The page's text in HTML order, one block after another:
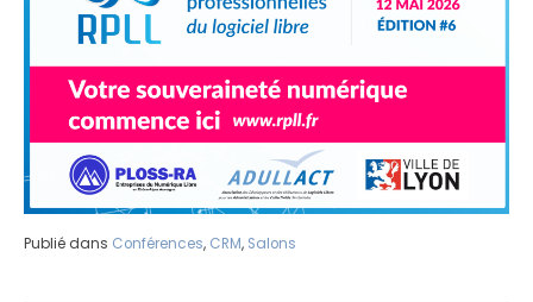
Publié dans Conférences, CRM, Salons